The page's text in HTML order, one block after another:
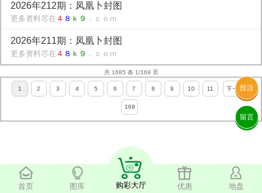
首页 图库 购彩大厅 优惠 地盘
投注
留言
2026年212期：凤凰卜封图
更多资料尽在 ４ ８ ｋ９ ．ｃｏｍ
2026年211期：凤凰卜封图
更多资料尽在 ４ ８ ｋ９ ．ｃｏｍ
共 1685 条 1/169 页
1 2 3 4 5 6 7 8 9 10 11 下一页
169